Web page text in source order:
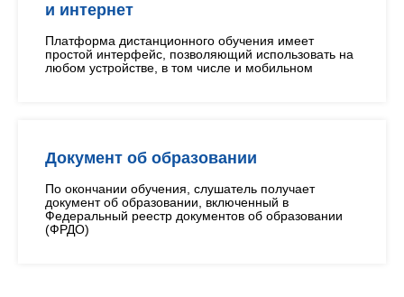
и интернет
Платформа дистанционного обучения имеет
простой интерфейс, позволяющий использовать на
любом устройстве, в том числе и мобильном
Документ об образовании
По окончании обучения, слушатель получает
документ об образовании, включенный в
Федеральный реестр документов об образовании
(ФРДО)